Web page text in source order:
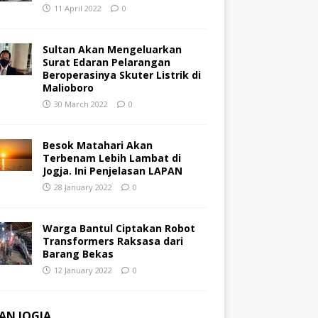
11 April 2022 0
Sultan Akan Mengeluarkan
Surat Edaran Pelarangan
Beroperasinya Skuter Listrik di
Malioboro
30 March 2022 0
Besok Matahari Akan
Terbenam Lebih Lambat di
Jogja. Ini Penjelasan LAPAN
28 January 2022 0
Warga Bantul Ciptakan Robot
Transformers Raksasa dari
Barang Bekas
12 January 2022 0